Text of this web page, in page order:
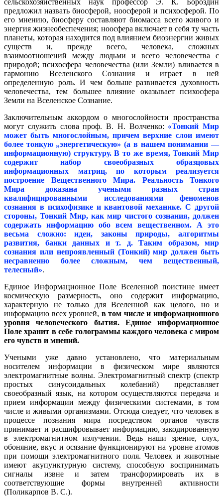
сельскохозяйственных наук профессор Э. К. Бороздин
предложил назвать биосферой, ноосферой и психосферой. По
его мнению, биосферу составляют биомасса всего живого и
энергия жизнеобеспечения; ноосфера включает в себя ту часть
планеты, которая находится под влиянием биоэнергии живых
существ и, прежде всего, человека, сложных
взаимоотношений между людьми и всего человечества с
природой; психосфера человечества (или Земли) вливается в
гармонию Вселенского Сознания и играет в ней
определенную роль. И чем больше развивается духовность
человечества, тем большее влияние оказывает психосфера
Земли на Вселенское Сознание.
Заключительным аккордом о многослойности пространства
могут служить слова проф. В. Н. Волченко: «Тонкий Мир
может быть многослойным, причем верхние слои имеют
более тонкую „энергетическую» (а в нашем понимании —
информационную) структуру. В то же время, Тонкий Мир
содержит набор своеобразных образцовых
информационных матриц, по которым реализуется
построение Вещественного Мира. Реальность Тонкого
Мира доказана учеными разных стран
квалифицированными исследованиями феноменов
сознания в психофизике и квантовой механике. С другой
стороны, Тонкий Мир, как мир чистого сознания, должен
содержать информацию обо всем вещественном. А это
весьма сложно: идеи, законы природы, алгоритмы
развития, банки данных и т. д. Таким образом, мир
сознания или непроявленный (Тонкий) мир должен быть
несравненно более сложным, чем вещественный,
телесный».
Единое Информационное Поле Вселенной поистине имеет
космическую размерность, оно содержит информацию,
характерную не только для Вселенной как целого, но и
информацию всех уровней, в том числе и информационного
уровня человеческого бытия. Единое информационное
Поле хранит в себе голограммы каждого человека с миром
его чувств и мнений.
Учеными уже давно установлено, что материальным
носителем информации в физическом мире являются
электромагнитные волны. Электромагнитный спектр (спектр
простых синусоидальных колебаний) представляет
своеобразный язык, на котором осуществляются передача и
прием информации между физическими системами, в том
числе и живыми организмами. Отсюда следует, что человек в
процессе познания мира посредством органов чувств
принимает и расшифровывает информацию, закодированную
в электромагнитном излучении. Ведь наши зрение, слух,
обоняние, вкус и осязание функционируют на уровне атомов
при помощи электромагнитного поля. Человек и животные
имеют акупунктурную систему, способную воспринимать
сигналы извне и затем трансформировать их в
соответствующие формы внутренней активности
(Поликарпов В. С.).